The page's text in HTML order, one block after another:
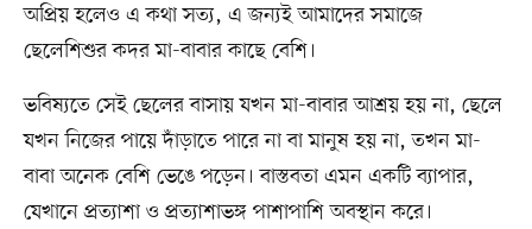
অপ্রিয় হলেও এ কথা সত্য, এ জন্যই আমাদের সমাজে
ছেলেশিশুর কদর মা-বাবার কাছে বেশি।
ভবিষ্যতে সেই ছেলের বাসায় যখন মা-বাবার আশ্রয় হয় না, ছেলে
যখন নিজের পায়ে দাঁড়াতে পারে না বা মানুষ হয় না, তখন মা-
বাবা অনেক বেশি ভেঙে পড়েন। বাস্তবতা এমন একটি ব্যাপার,
যেখানে প্রত্যাশা ও প্রত্যাশাভঙ্গ পাশাপাশি অবস্থান করে।